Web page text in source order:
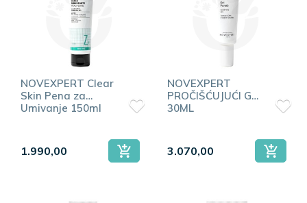
NOVEXPERT Clear
Skin Pena za
Umivanje 150ml
1.990,00
NOVEXPERT
PROČIŠĆUJUĆI GEL
30ML
3.070,00